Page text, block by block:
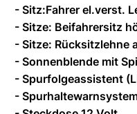
- Sitz:Fahrer el.verst.
- Sitze: Beifahrersitz
- Sitze: Rücksitzlehne
- Sonnenblende mit
- Spurfolgeassistent
-